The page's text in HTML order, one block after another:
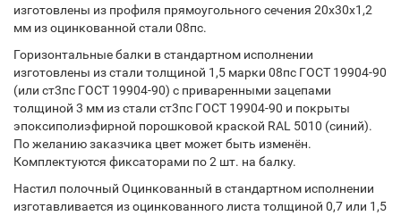
изготовлены из профиля прямоугольного сечения 20х30х1,2
мм из оцинкованной стали 08пс.
Горизонтальные балки в стандартном исполнении
изготовлены из стали толщиной 1,5 марки 08пс ГОСТ 19904-90
(или ст3пс ГОСТ 19904-90) с приваренными зацепами
толщиной 3 мм из стали ст3пс ГОСТ 19904-90 и покрыты
эпоксиполиэфирной порошковой краской RAL 5010 (синий).
По желанию заказчика цвет может быть изменён.
Комплектуются фиксаторами по 2 шт. на балку.
Настил полочный Оцинкованный в стандартном исполнении
изготавливается из оцинкованного листа толщиной 0,7 или 1,5